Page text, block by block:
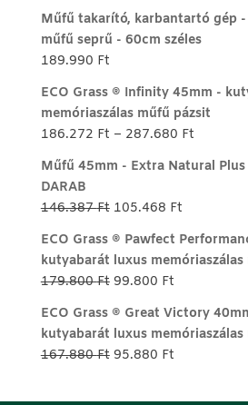
Műfű takarító, karbantartó gép
műfű seprű - 60cm széles
189.990 Ft
ECO Grass ® Infinity 45mm -
memóriaszálas műfű pázsit
186.272 Ft – 287.680 Ft
-
Műfű 45mm - Extra Natural Plus
DARAB
146.387Ft Original
was:
146.387 Ft.
105.468 FtCurrent
is:
105.468
ECO Grass ® Pawfect
kutyabarát luxus
179.800Ft Original
was:
179.800 Ft.
99.800 FtCurrent
is:
99.800 Ft.
ECO Grass ® Great Victory
kutyabarát luxus
167.880Ft Original
95.880 FtCurrent